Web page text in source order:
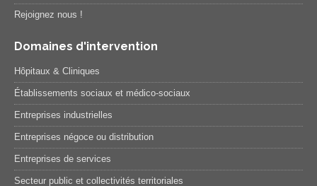
Rejoignez nous !
Domaines d'intervention
Hôpitaux & Cliniques
Établissements sociaux et médico-sociaux
Entreprises industrielles
Entreprises négoce ou distribution
Entreprises de services
Secteur public et collectivités territoriales